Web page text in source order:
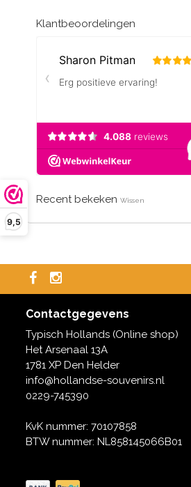
9,5
Klantbeoordelingen
Recent bekeken Wissen
Contactgegevens
Typisch Hollands (Online shop)
Het Arsenaal 13A
1781 XP Den Helder
info@hollandse-souvenirs.nl
0229-745390
KvK nummer: 70107858
BTW nummer: NL858145066B01